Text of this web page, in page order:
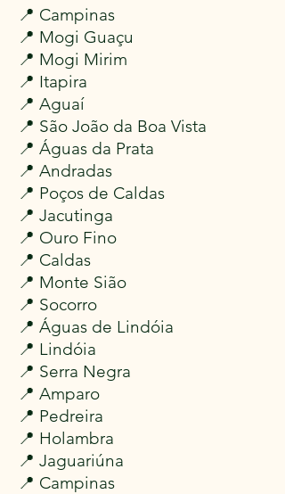
📍 Campinas
📍 Mogi Guaçu
📍 Mogi Mirim
📍 Itapira
📍 Aguaí
📍 São João da Boa Vista
📍 Águas da Prata
📍 Andradas
📍 Poços de Caldas
📍 Jacutinga
📍 Ouro Fino
📍 Caldas
📍 Monte Sião
📍 Socorro
📍 Águas de Lindóia
📍 Lindóia
📍 Serra Negra
📍 Amparo
📍 Pedreira
📍 Holambra
📍 Jaguariúna
📍 Campinas